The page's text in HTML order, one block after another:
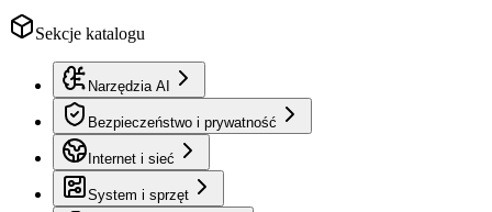
Sekcje katalogu
Narzędzia AI
Bezpieczeństwo i prywatność
Internet i sieć
System i sprzęt